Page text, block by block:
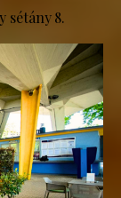
sétány 8.